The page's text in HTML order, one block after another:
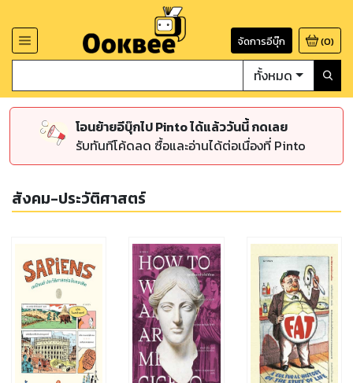
จัดการอีบุ๊ก (0)
ทั้งหมด
โอนย้ายอีบุ๊กไป Pinto ได้แล้ววันนี้ กดเลย
รับทันทีโค้ดลด ซื้อและอ่านได้ต่อเนื่องที่ Pinto
สังคม-ประวัติศาสตร์